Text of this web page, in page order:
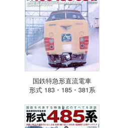
国鉄特急形直流電車
形式 183・185・381系